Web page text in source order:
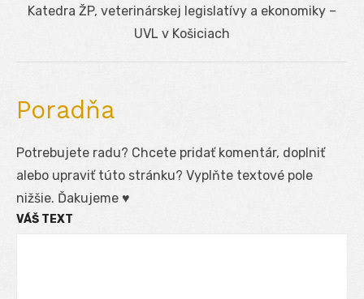
Next
Katedra ŽP, veterinárskej legislatívy a ekonomiky –
UVL v Košiciach
Poradňa
Potrebujete radu? Chcete pridať komentár, doplniť
alebo upraviť túto stránku? Vyplňte textové pole
nižšie. Ďakujeme ♥
VÁŠ TEXT